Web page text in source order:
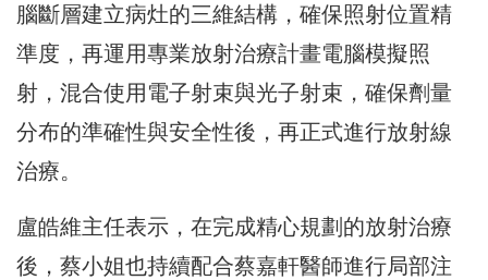
腦斷層建立病灶的三維結構，確保照射位置精
準度， 再運用專業放射治療計畫電腦模擬照
射， 混合使用電子射束與光子射束，確保劑量
分布的準確性與安全性後， 再正式進行放射線
治療。
盧皓維主任表示，在完成精心規劃的放射治療
後， 蔡小姐也持續配合蔡嘉軒醫師進行局部注